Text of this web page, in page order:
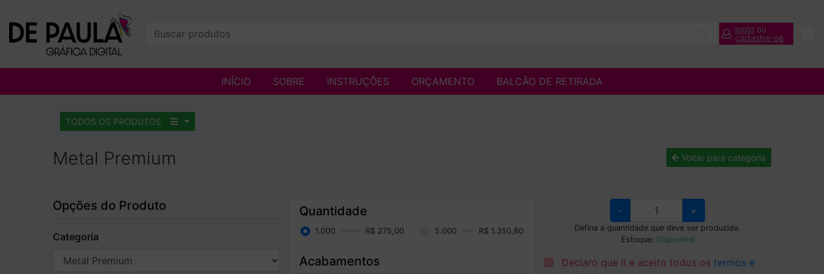
login ou
cadastre-se
INÍCIO SOBRE INSTRUÇÕES ORÇAMENTO BALCÃO DE RETIRADA
TODOS OS PRODUTOS
Metal Premium Voltar para categoria
Opções do Produto
Categoria
Quantidade
1.000 R$ 275,00 5.000 R$ 1.350,80
Acabamentos
- +
Defina a quantidade que deve ser produzida.
Estoque: Disponível
Declaro que li e aceito todos ostermos e